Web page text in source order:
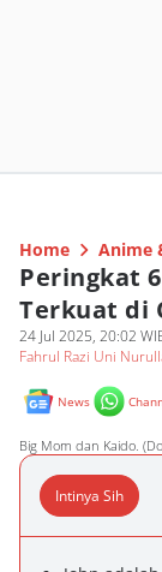
Home Anime
Peringkat
Terkuat di
24 Jul 2025, 20:02
Fahrul Razi Uni
News
Big Mom dan Kaido.
Intinya Sih